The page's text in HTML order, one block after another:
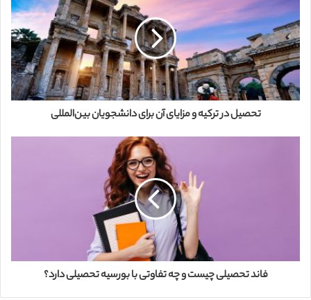
و
د
ر
ا
و
ا
ک
تحصیل در ترکیه و مزایای آن برای دانشجویان بین‌المللی
فاند تحصیلی چیست و چه تفاوتی با بورسیه تحصیلی دارد؟